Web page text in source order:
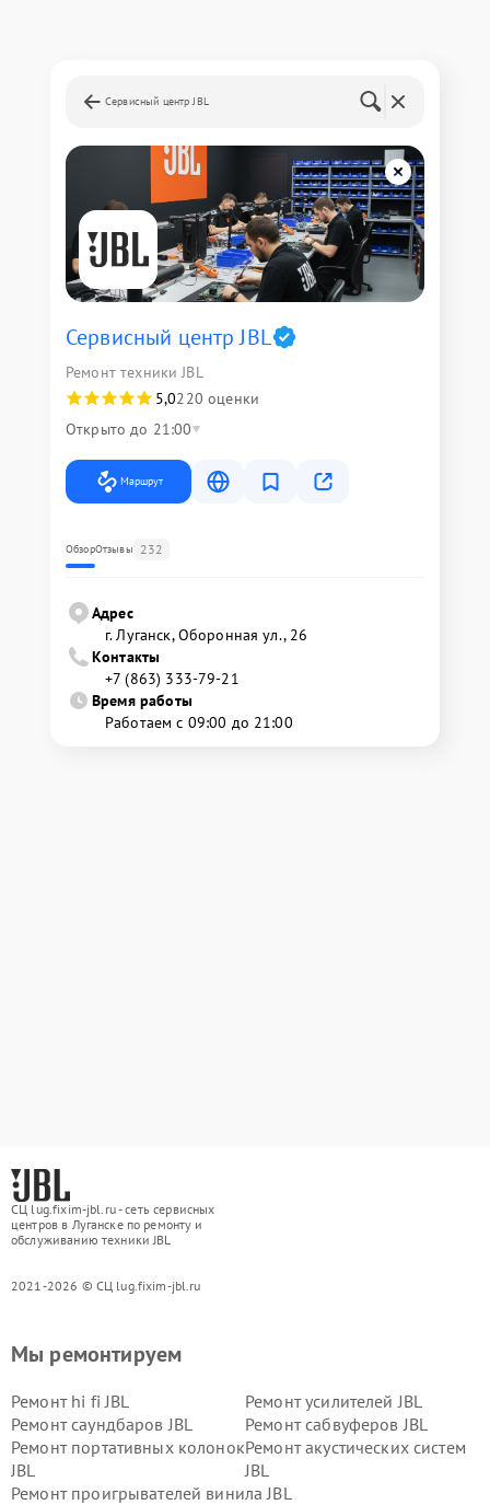
Сервисный центр JBL
Сервисный центр JBL
Ремонт техники JBL
5,0220 оценки
Открыто до 21:00
Маршрут
ОбзорОтзывы 232
Адрес
г. Луганск, Оборонная ул., 26
Контакты
+7 (863) 333-79-21
Время работы
Работаем с 09:00 до 21:00
СЦ lug.fixim-jbl.ru - сеть сервисных
центров в Луганске по ремонту и
обслуживанию техники JBL
2021-2026 © СЦ lug.fixim-jbl.ru
Мы ремонтируем
Ремонт hi fi JBL
Ремонт усилителей JBL
Ремонт саундбаров JBL
Ремонт сабвуферов JBL
Ремонт портативных колонок
JBL
Ремонт акустических систем
JBL
Ремонт проигрывателей винила JBL